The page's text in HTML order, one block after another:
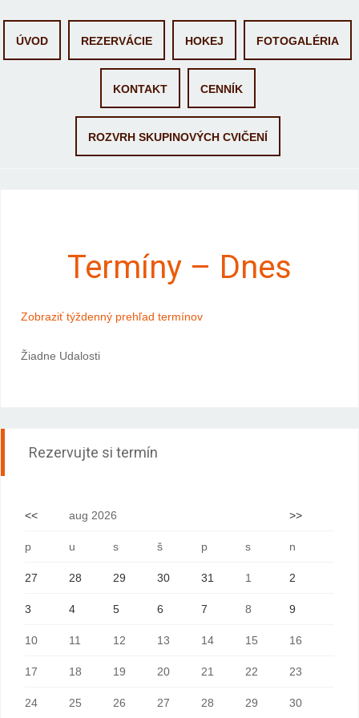
Skip
ÚVOD REZERVÁCIE HOKEJ FOTOGALÉRIA
KONTAKT CENNÍK
ROZVRH SKUPINOVÝCH CVIČENÍ
Termíny – Dnes
Zobraziť týždenný prehľad termínov
Žiadne Udalosti
Rezervujte si termín
<< aug 2026 >>
p u s š p s n
27 28 29 30 31 1 2
3 4 5 6 7 8 9
10 11 12 13 14 15 16
17 18 19 20 21 22 23
24 25 26 27 28 29 30